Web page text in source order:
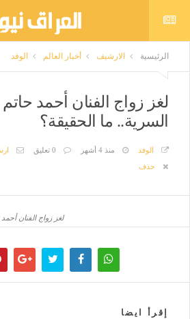
الرئيسية الارشيف أخبار العالم الوفد
لغز زواج الفنان أحمد
السرية.. ما الحقيقة؟
الوفد منذ 4 أشهر 0 تعليق
حذف
لغز زواج الفنان
إقرأ ايضا